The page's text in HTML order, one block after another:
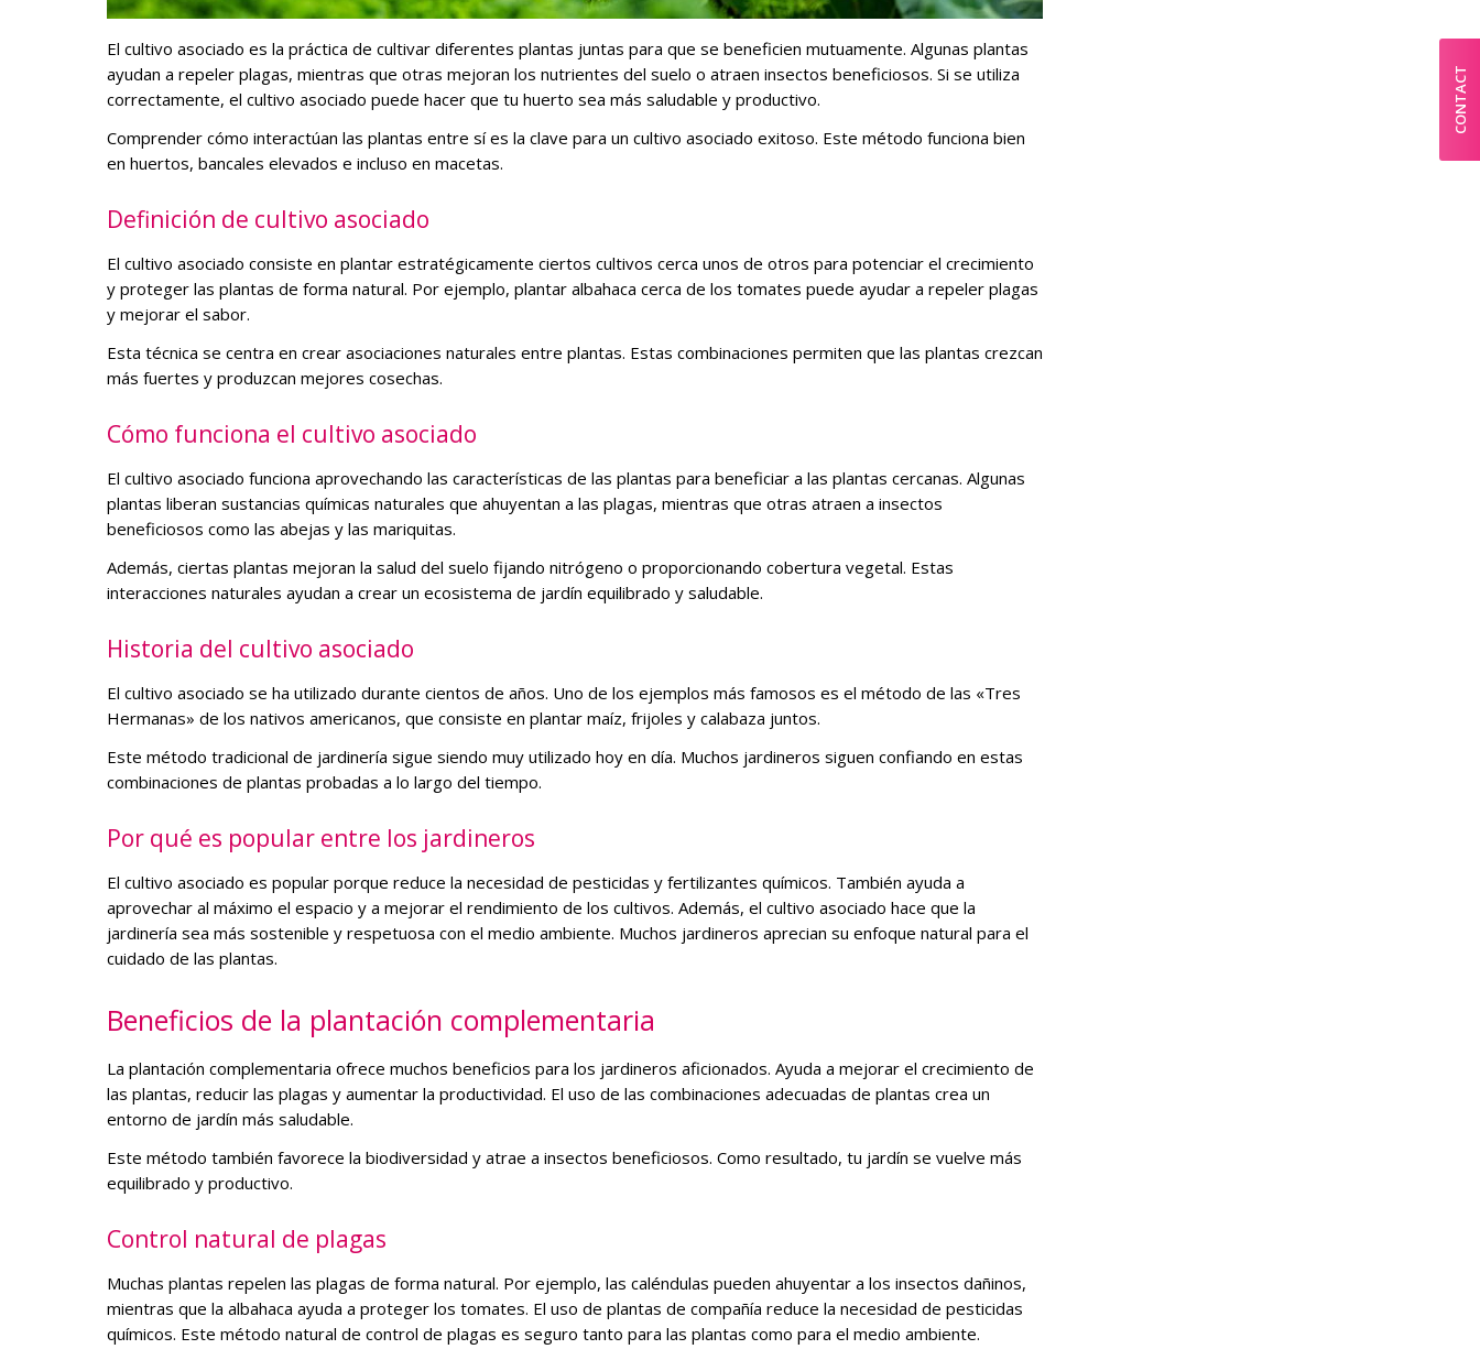
El cultivo asociado es la práctica de cultivar diferentes plantas juntas para que se beneficien mutuamente. Algunas plantas
ayudan a repeler plagas, mientras que otras mejoran los nutrientes del suelo o atraen insectos beneficiosos. Si se utiliza
correctamente, el cultivo asociado puede hacer que tu huerto sea más saludable y productivo.
Comprender cómo interactúan las plantas entre sí es la clave para un cultivo asociado exitoso. Este método funciona bien
en huertos, bancales elevados e incluso en macetas.
Definición de cultivo asociado
El cultivo asociado consiste en plantar estratégicamente ciertos cultivos cerca unos de otros para potenciar el crecimiento
y proteger las plantas de forma natural. Por ejemplo, plantar albahaca cerca de los tomates puede ayudar a repeler plagas
y mejorar el sabor.
Esta técnica se centra en crear asociaciones naturales entre plantas. Estas combinaciones permiten que las plantas crezcan
más fuertes y produzcan mejores cosechas.
Cómo funciona el cultivo asociado
El cultivo asociado funciona aprovechando las características de las plantas para beneficiar a las plantas cercanas. Algunas
plantas liberan sustancias químicas naturales que ahuyentan a las plagas, mientras que otras atraen a insectos
beneficiosos como las abejas y las mariquitas.
Además, ciertas plantas mejoran la salud del suelo fijando nitrógeno o proporcionando cobertura vegetal. Estas
interacciones naturales ayudan a crear un ecosistema de jardín equilibrado y saludable.
Historia del cultivo asociado
El cultivo asociado se ha utilizado durante cientos de años. Uno de los ejemplos más famosos es el método de las «Tres
Hermanas» de los nativos americanos, que consiste en plantar maíz, frijoles y calabaza juntos.
Este método tradicional de jardinería sigue siendo muy utilizado hoy en día. Muchos jardineros siguen confiando en estas
combinaciones de plantas probadas a lo largo del tiempo.
Por qué es popular entre los jardineros
El cultivo asociado es popular porque reduce la necesidad de pesticidas y fertilizantes químicos. También ayuda a
aprovechar al máximo el espacio y a mejorar el rendimiento de los cultivos. Además, el cultivo asociado hace que la
jardinería sea más sostenible y respetuosa con el medio ambiente. Muchos jardineros aprecian su enfoque natural para el
cuidado de las plantas.
Beneficios de la plantación complementaria
La plantación complementaria ofrece muchos beneficios para los jardineros aficionados. Ayuda a mejorar el crecimiento de
las plantas, reducir las plagas y aumentar la productividad. El uso de las combinaciones adecuadas de plantas crea un
entorno de jardín más saludable.
Este método también favorece la biodiversidad y atrae a insectos beneficiosos. Como resultado, tu jardín se vuelve más
equilibrado y productivo.
Control natural de plagas
Muchas plantas repelen las plagas de forma natural. Por ejemplo, las caléndulas pueden ahuyentar a los insectos dañinos,
mientras que la albahaca ayuda a proteger los tomates. El uso de plantas de compañía reduce la necesidad de pesticidas
químicos. Este método natural de control de plagas es seguro tanto para las plantas como para el medio ambiente.
CONTACT